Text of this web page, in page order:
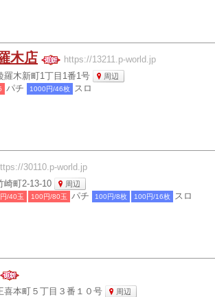
木店 https://13211.p-world.jp
羅木新町1丁目1番1号 周辺
パチ 1000円/46枚 スロ
30110.p-world.jp
崎町2-13-10 周辺
/40玉 100円/80玉 パチ 100円/8枚 100円/16枚 スロ
喜本町５丁目３番１０号 周辺